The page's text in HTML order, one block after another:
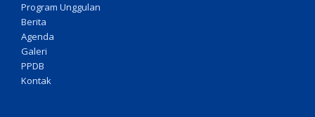
Program Unggulan
Berita
Agenda
Galeri
PPDB
Kontak